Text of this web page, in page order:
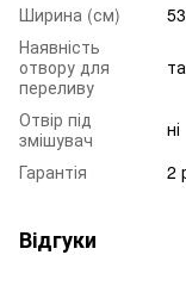
Ширина (см)
53
Наявність
отвору для
переливу
Отвір під
змішувач
ні
Гарантія
2
Відгуки